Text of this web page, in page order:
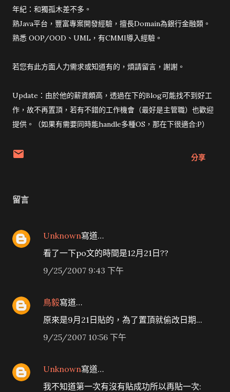
年紀：和獨孤木差不多。
熟Java平台，豐富專案開發經驗，擅長Domain為銀行金融類。
熟悉 OOP/OOD、UML，有CMMI導入經驗。
若您有此方面人力需求或知道有的，煩請留言，謝謝。
Update：由於他的薪資頗高，透過在下的Blog可能找不到好工
作，故不再置頂，若有不錯的工作機會（最好是主管職）也歡迎
提供。（如果有需要同時能handle多種OS，那在下很適合:P）
分享
留言
Unknown寫道…
看了一下po文的時間是12月21日??
9/25/2007 9:43 下午
鳥毅寫道…
原來是9月21日貼的，為了置頂就偷改日期...
9/25/2007 10:56 下午
Unknown寫道…
我不知道第一次有沒有貼成功所以再貼一次: